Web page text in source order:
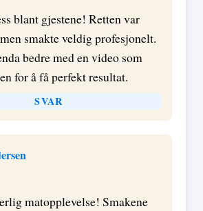
blant gjestene! Retten var
smakte veldig profesjonelt.
bedre med en video som
for å få perfekt resultat.
SVAR
matopplevelse! Smakene